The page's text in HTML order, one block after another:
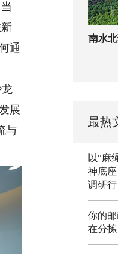
通
展
与
南水
最热
以“麻
神底
调研行
你的
在分拣